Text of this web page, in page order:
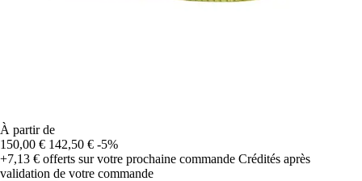
À partir de
150,00 € 142,50 € -5%
+7,13 € offerts sur votre prochaine commande Crédités après
validation de votre commande